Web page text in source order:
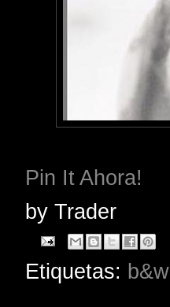
Pin It Ahora!
by Trader
Etiquetas: b&w